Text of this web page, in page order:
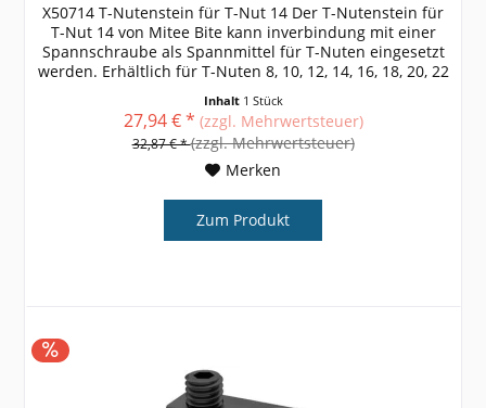
X50714 T-Nutenstein für T-Nut 14 Der T-Nutenstein für
T-Nut 14 von Mitee Bite kann inverbindung mit einer
Spannschraube als Spannmittel für T-Nuten eingesetzt
werden. Erhältlich für T-Nuten 8, 10, 12, 14, 16, 18, 20, 22
Inhalt 1 Stück
27,94 € * (zzgl. Mehrwertsteuer)
32,87 € *(zzgl. Mehrwertsteuer)
Merken
Zum Produkt